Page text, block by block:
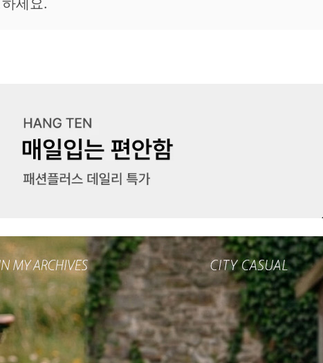
장바구니 쿠폰
가능 쿠폰
습니다.
상품이에요
요?